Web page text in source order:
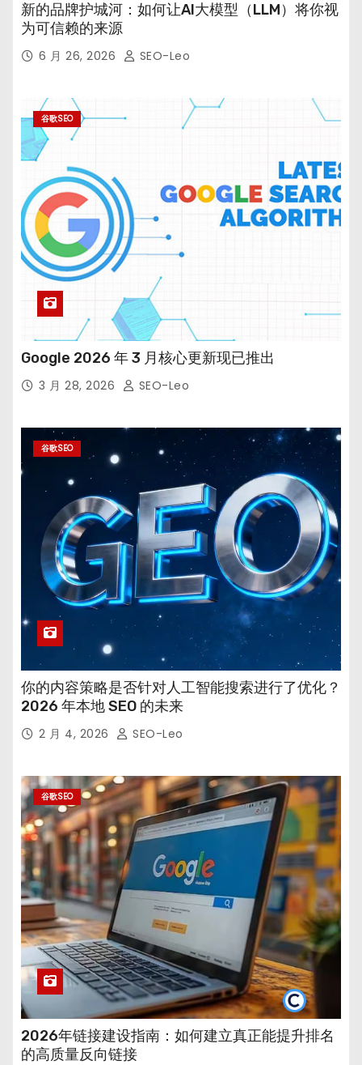
新的品牌护城河：如何让AI大模型（LLM）将你视
为可信赖的来源
6 月 26, 2026 SEO-Leo
谷歌SEO
Google 2026 年 3 月核心更新现已推出
3 月 28, 2026 SEO-Leo
谷歌SEO
你的内容策略是否针对人工智能搜索进行了优化？
2026 年本地 SEO 的未来
2 月 4, 2026 SEO-Leo
谷歌SEO
2026年链接建设指南：如何建立真正能提升排名
的高质量反向链接